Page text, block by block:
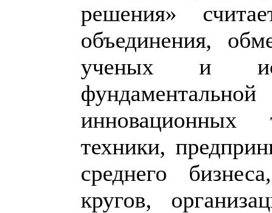
решения»
объединения,
ученых и
инновационных
техники,
среднего
кругов,